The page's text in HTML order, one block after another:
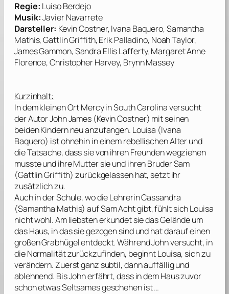
Regie: Luiso Berdejo
Musik:Javier Navarrete
Darsteller: Kevin Costner, Ivana Baquero, Samantha
Mathis, Gattlin Griffith, Erik Palladino, Noah Taylor,
James Gammon, Sandra Ellis Lafferty, Margaret Anne
Florence, Christopher Harvey, Brynn Massey
Kurzinhalt:
In dem kleinen Ort Mercy in South Carolina versucht
der Autor John James (Kevin Costner) mit seinen
beiden Kindern neu anzufangen. Louisa (Ivana
Baquero) ist ohnehin in einem rebellischen Alter und
die Tatsache, dass sie von ihren Freunden wegziehen
musste und ihre Mutter sie und ihren Bruder Sam
(Gattlin Griffith) zurückgelassen hat, setzt ihr
zusätzlich zu.
Auch in der Schule, wo die Lehrerin Cassandra
(Samantha Mathis) auf Sam Acht gibt, fühlt sich Louisa
nicht wohl. Am liebsten erkundet sie das Gelände um
das Haus, in das sie gezogen sind und hat darauf einen
großen Grabhügel entdeckt. Während John versucht, in
die Normalität zurückzufinden, beginnt Louisa, sich zu
verändern. Zuerst ganz subtil, dann auffällig und
ablehnend. Bis John erfährt, dass in dem Haus zuvor
schon etwas Seltsames geschehen ist …